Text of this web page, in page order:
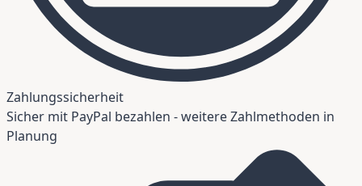
Zahlungssicherheit
Sicher mit PayPal bezahlen - weitere Zahlmethoden in
Planung